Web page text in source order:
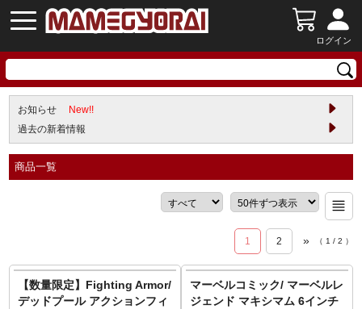
ログイン
お知らせ
New!!
過去の新着情報
商品一覧
1 2 » （ 1 / 2 ）
【数量限定】Fighting Armor/
デッドプール アクションフィ
マーベルコミック/ マーベルレ
ジェンド マキシマム 6インチ